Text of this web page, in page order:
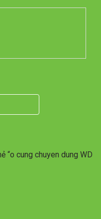
“o cung chuyen dung WD